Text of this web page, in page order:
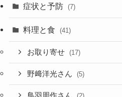
症状と予防 (7)
料理と食 (41)
お取り寄せ (17)
野﨑洋光さん (5)
鳥羽周作さん